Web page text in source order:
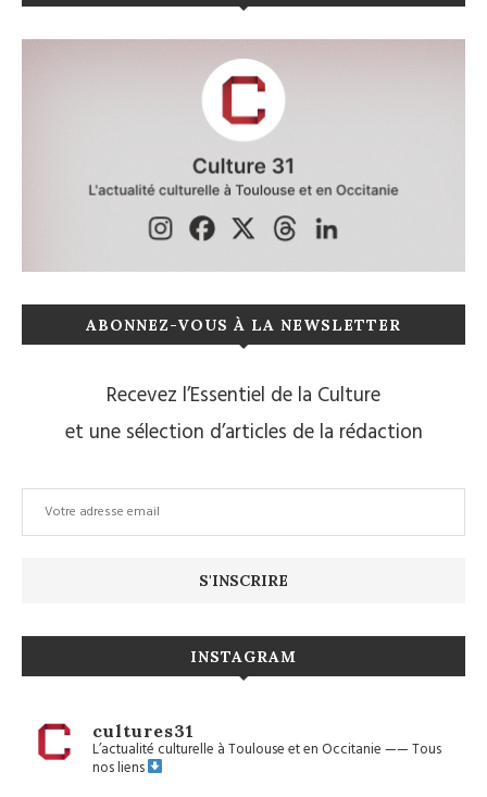
ABONNEZ-VOUS À LA NEWSLETTER
Recevez l’Essentiel de la Culture
et une sélection d’articles de la rédaction
INSTAGRAM
cultures31
L’actualité culturelle à Toulouse et en Occitanie——Tous
nos liens